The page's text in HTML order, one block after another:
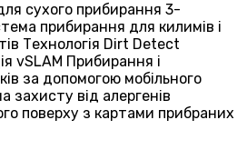
сухого прибирання 3-
прибирання для килимів і
Технологія Dirt Detect
vSLAM Прибирання і
за допомогою мобільного
захисту від алергенів
поверху з картами прибраних